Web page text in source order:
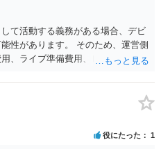
て活動する義務がある場合、デビ
性があります。 そのため、運営側
、ライブ準備費用、レッスン関係
ません。各費目について、具体的
ン費用無料」と表示されていた場
転居、健康問題など、活動継続が
時に親権者の同意があったか、契
役にたった 1